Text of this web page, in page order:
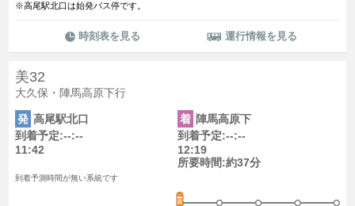
※高尾駅北口は始発バス停です。
時刻表を見る 運行情報を見る
美32
大久保・陣馬高原下行
発 高尾駅北口
到着予定:--:--
11:42
着 陣馬高原下
到着予定:--:--
12:19
所要時間:約37分
到着予測時間が無い系統です